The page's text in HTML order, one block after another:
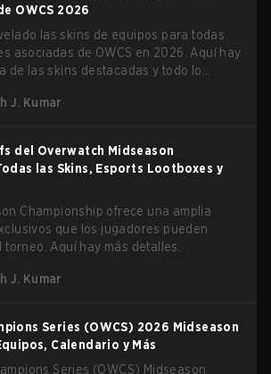
OWCS 2026
las skins de equipos para todas
asociadas de OWCS en 2026. Aquí hay
de las skins destacadas y todo lo
J. Kumar
del Overwatch Midseason
las Skins, Esports Lootboxes y
Championship ofrece una amplia
que los jugadores pueden
Aquí hay más detalles.
J. Kumar
Series (OWCS) 2026 Midseason
Calendario y Más
Series (OWCS) Midseason